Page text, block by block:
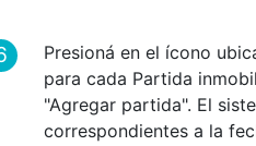
Presioná en el ícono
para cada Partida
"Agregar partida". El
correspondientes a la